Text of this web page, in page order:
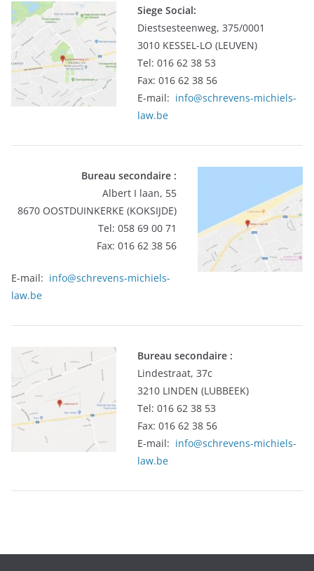
Siege Social:
Diestsesteenweg, 375/0001
3010 KESSEL-LO (LEUVEN)
Tel: 016 62 38 53
Fax: 016 62 38 56
E-mail: info@schrevens-michiels-
law.be
Bureau secondaire :
Albert I laan, 55
8670 OOSTDUINKERKE (KOKSIJDE)
Tel: 058 69 00 71
Fax: 016 62 38 56
E-mail: info@schrevens-michiels-
law.be
Bureau secondaire :
Lindestraat, 37c
3210 LINDEN (LUBBEEK)
Tel: 016 62 38 53
Fax: 016 62 38 56
E-mail: info@schrevens-michiels-
law.be